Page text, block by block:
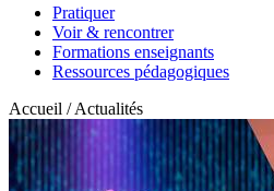
Pratiquer
Voir & rencontrer
Formations enseignants
Ressources pédagogiques
Accueil / Actualités